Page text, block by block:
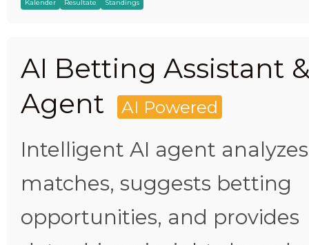
Kalender Resultate Standings
AI Betting Assistant
Agent
AI Powered
Intelligent AI agent analyzes
matches, suggests betting
opportunities, and provides